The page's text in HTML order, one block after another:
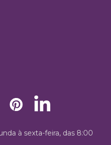
à sexta-feira, das 8:00